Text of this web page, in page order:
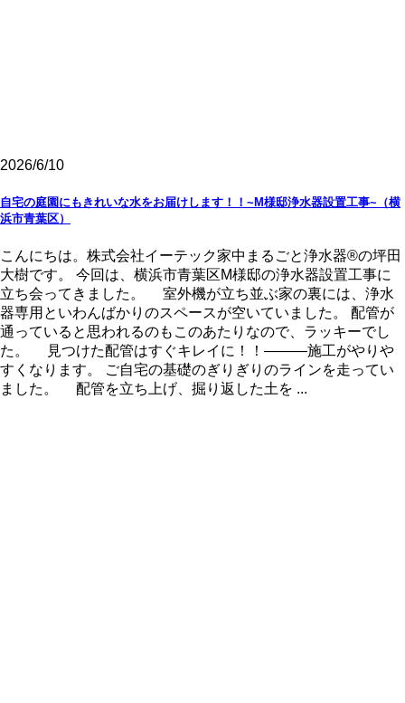
2026/6/10
自宅の庭園にもきれいな水をお届けします！！~M様邸浄水器設置工事~（横
浜市青葉区）
こんにちは。株式会社イーテック家中まるごと浄水器®の坪田
大樹です。 今回は、横浜市青葉区M様邸の浄水器設置工事に
立ち会ってきました。 室外機が立ち並ぶ家の裏には、浄水
器専用といわんばかりのスペースが空いていました。 配管が
通っていると思われるのもこのあたりなので、ラッキーでし
た。 見つけた配管はすぐキレイに！！―――施工がやりや
すくなります。 ご自宅の基礎のぎりぎりのラインを走ってい
ました。 配管を立ち上げ、掘り返した土を ...